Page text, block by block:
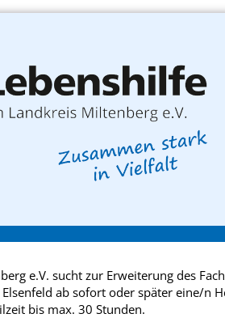
e.V. sucht zur Erweiterung des
Elsenfeld ab sofort oder später eine/n
bis max. 30 Stunden.